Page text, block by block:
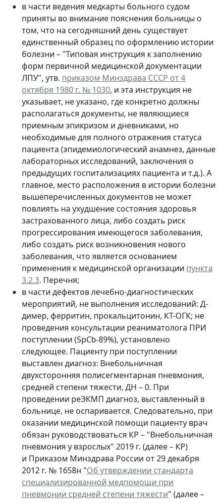
в части ведения медкарты больного судом
приняты во внимание пояснения больницы о
том, что на сегодняшний день существует
единственный образец по оформлению истории
болезни – "Типовая инструкция к заполнению
форм первичной медицинской документации
ЛПУ", утв. приказом Минздрава СССР от 4
октября 1980 г. № 1030, и эта инструкция не
указывает, не указано, где конкретно должны
располагаться документы, не являющиеся
приемным эпикризом и дневниками, но
необходимые для полного отражения статуса
пациента (эпидемиологический анамнез, данные
лабораторных исследований, заключения о
предыдущих госпитализациях пациента и т.д.). А
главное, место расположения в истории болезни
вышеперечисленных документов не может
повлиять на ухудшение состояния здоровья
застрахованного лица, либо создать риск
прогрессирования имеющегося заболевания,
либо создать риск возникновения нового
заболевания, что является основанием
применения к медицинской организации пункта
3.2.3. Перечня;
в части дефектов лечебно-диагностических
мероприятий, не выполнения исследований: Д-
димер, ферритин, прокальцитонин, КТ-ОГК; не
проведения консультации реаниматолога ПРИ
поступлении (SpCb-89%), установлено
следующее. Пациенту при поступлении
выставлен диагноз: Внебольничная
двухсторонняя полисегментарная пневмония,
средней степени тяжести, ДН – 0. При
проведении реЭКМП диагноз, выставленный в
больнице, не оспаривается. Следовательно, при
оказании медицинской помощи пациенту врач
обязан руководствоваться КР – "Внебольничная
пневмония у взрослых" 2019 г. (далее – КР)
и Приказом Минздрава России от 29 декабря
2012 г. № 1658н "Об утверждении стандарта
специализированной медпомощи при
пневмонии средней степени тяжести" (далее –